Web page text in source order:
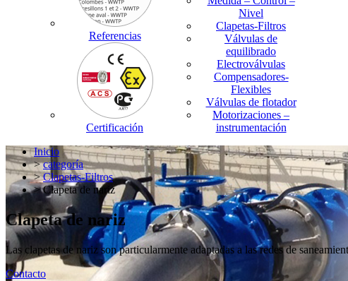
Referencias
Certificación
Nivel
Clapetas-Filtros
Válvulas de
equilibrado
Electroválvulas
Compensadores-
Flexibles
Válvulas de flotador
Motorizaciones –
instrumentación
Inicio
>categoría
>Clapetas-Filtros
> Clapeta de nariz
Clapeta de nariz
Las clapetas de nariz son particularmente adaptadas a las redes de
Contacto